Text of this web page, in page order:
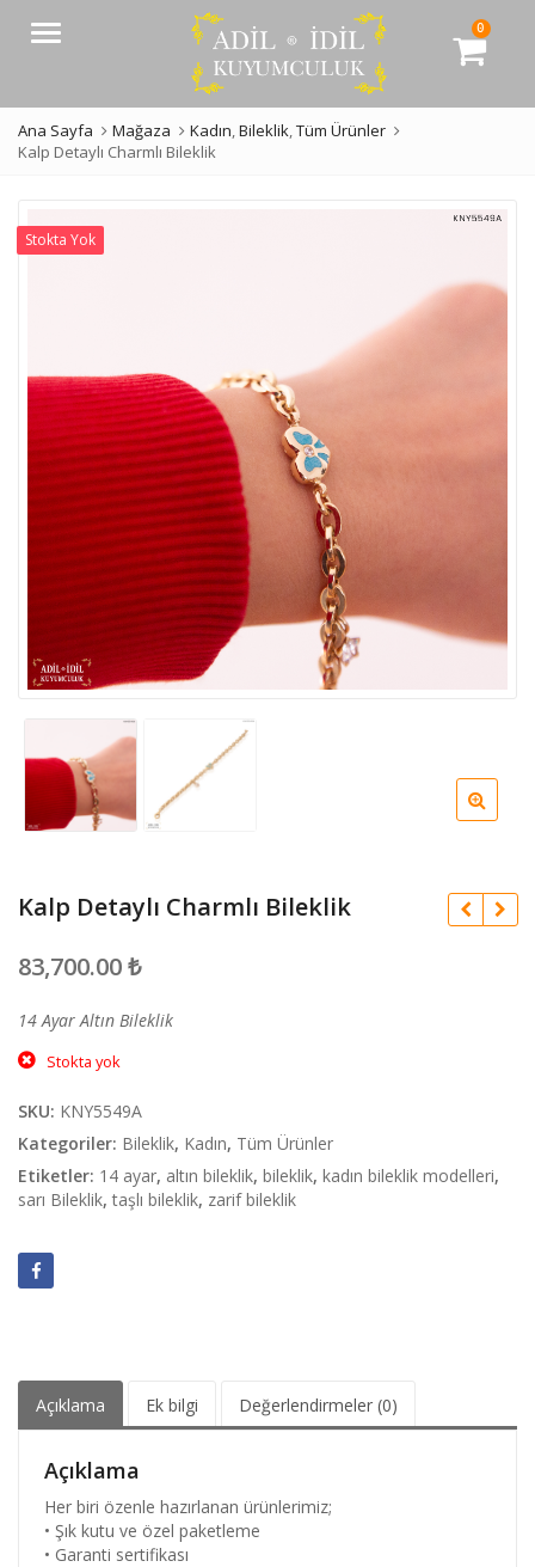
Menü 0
Ana Sayfa Mağaza Kadın,Bileklik,Tüm Ürünler
Kalp Detaylı Charmlı Bileklik
Stokta Yok
Kalp Detaylı Charmlı Bileklik
83,700.00₺
14 Ayar Altın Bileklik
Stokta yok
SKU: KNY5549A
Kategoriler: Bileklik, Kadın, Tüm Ürünler
Etiketler: 14 ayar, altın bileklik, bileklik, kadın bileklik modelleri,
sarı Bileklik, taşlı bileklik, zarif bileklik
Açıklama Ek bilgi Değerlendirmeler (0)
Açıklama
Her biri özenle hazırlanan ürünlerimiz;
• Şık kutu ve özel paketleme
• Garanti sertifikası